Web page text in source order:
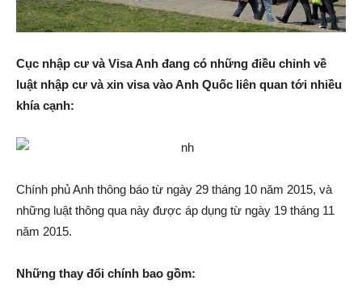
Cục nhập cư và Visa Anh đang có những điều chỉnh về
luật nhập cư và xin visa vào Anh Quốc liên quan tới nhiều
khía cạnh:
Chính phủ Anh thông báo từ ngày 29 tháng 10 năm 2015, và
những luật thông qua này được áp dụng từ ngày 19 tháng 11
năm 2015.
Những thay đổi chính bao gồm: